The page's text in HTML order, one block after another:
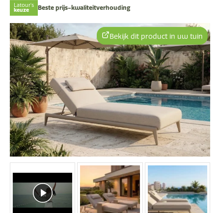
Latour's
keuze Beste prijs-kwaliteitverhouding
Bekijk dit product in uw tuin